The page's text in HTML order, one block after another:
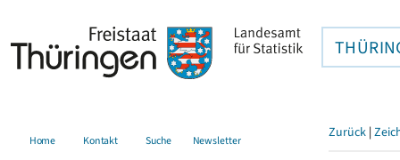
Home Kontakt Suche Newsletter Zurück |